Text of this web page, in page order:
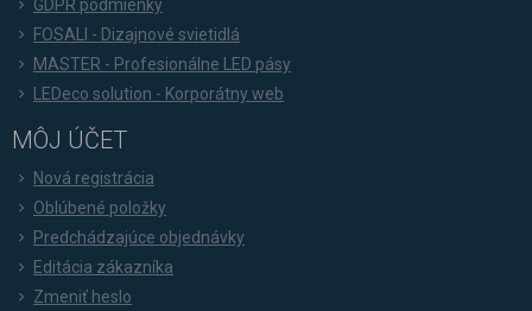
GDPR podmienky
FOSALI - Dizajnové svietidlá
MASTER - Profesionálne LED pásy
LEDeco solution - Korporátny web
MÔJ ÚČET
Nová registrácia
Oblúbené položky
Predchádzajúce objednávky
Editácia zákazníka
Zmeniť heslo